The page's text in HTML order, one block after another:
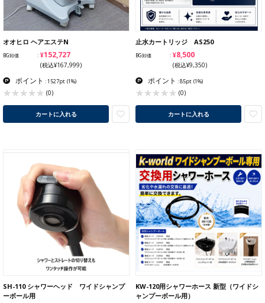
オオヒロ ヘアエステN
BG卸価 ¥152,727
(税込¥167,999)
ポイント : 1527pt (1%)
(0)
カートに入れる
止水カートリッジ AS250
BG卸価 ¥8,500
(税込¥9,350)
ポイント : 85pt (1%)
(0)
カートに入れる
SH-110 シャワーヘッド ワイドシャンプ
ーボール用
KW-120用シャワーホース 新型（ワイドシ
ャンプーボール用）